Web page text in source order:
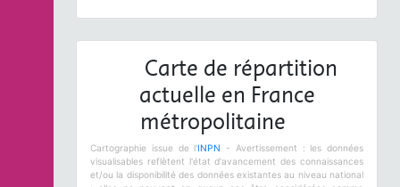
Carte de répartition
actuelle en France
métropolitaine
Cartographie issue de l'INPN
- Avertissement : les données
visualisables reflètent l'état d'avancement des connaissances
et/ou la disponibilité des données existantes au niveau national